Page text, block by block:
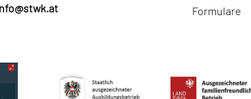
@stwk.at Formulare